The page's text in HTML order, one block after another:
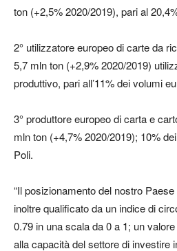
ton (+2,5% 2020/2019), pari al
2° utilizzatore europeo di carte da
5,7 mln ton (+2,9% 2020/2019)
produttivo, pari all’11% dei volumi
3° produttore europeo di carta e
mln ton (+4,7% 2020/2019); 10%
Poli.
“Il posizionamento del nostro
inoltre qualificato da un indice di
0.79 in una scala da 0 a 1; un
alla capacità del settore di investire